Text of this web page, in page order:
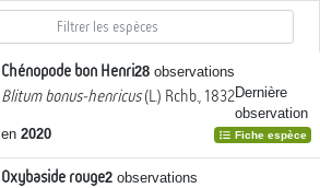
Chénopode bon Henri
Blitum bonus-henricus(L.) Rchb., 1832
28 observations
Dernière
observation
en 2020 Fiche espèce
Oxybaside rouge2 observations